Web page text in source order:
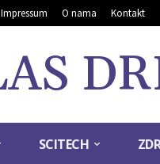
Impressum O nama Kontakt
SCITECH